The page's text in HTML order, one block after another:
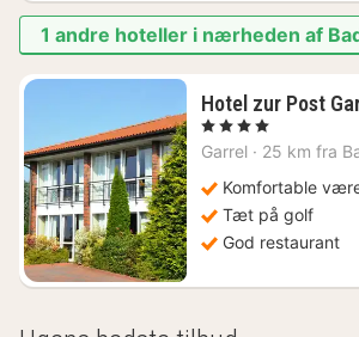
1 andre hoteller i nærheden af
Hotel zur Post
, 4 Stjerner
Garrel · 25 km fra
Komfortable
Tæt på golf
God restaurant